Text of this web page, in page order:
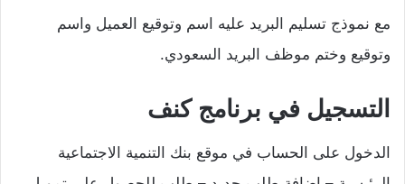
مع نموذج تسليم البريد عليه اسم وتوقيع العميل واسم
وتوقيع وختم موظف البريد السعودي.
التسجيل في برنامج كنف
الدخول على الحساب في موقع بنك التنمية الاجتماعية